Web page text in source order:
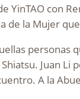
YinTAO con
de la Mujer
Juan Li
A la